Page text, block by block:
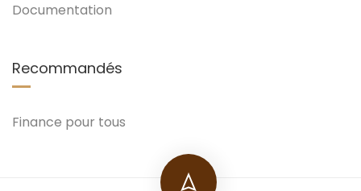
Documentation
Recommandés
Finance pour tous